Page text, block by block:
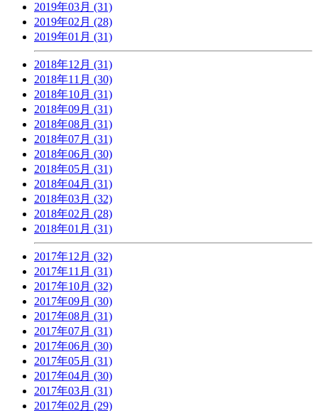
2019年03月 (31)
2019年02月 (28)
2019年01月 (31)
2018年12月 (31)
2018年11月 (30)
2018年10月 (31)
2018年09月 (31)
2018年08月 (31)
2018年07月 (31)
2018年06月 (30)
2018年05月 (31)
2018年04月 (31)
2018年03月 (32)
2018年02月 (28)
2018年01月 (31)
2017年12月 (32)
2017年11月 (31)
2017年10月 (32)
2017年09月 (30)
2017年08月 (31)
2017年07月 (31)
2017年06月 (30)
2017年05月 (31)
2017年04月 (30)
2017年03月 (31)
2017年02月 (29)